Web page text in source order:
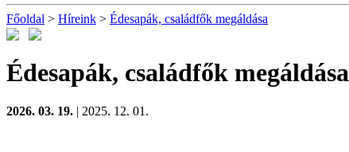
Főoldal > Híreink > Édesapák, családfők megáldása
Édesapák, családfők megáldása
2026. 03. 19. | 2025. 12. 01.